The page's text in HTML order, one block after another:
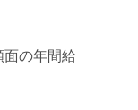
の年間給